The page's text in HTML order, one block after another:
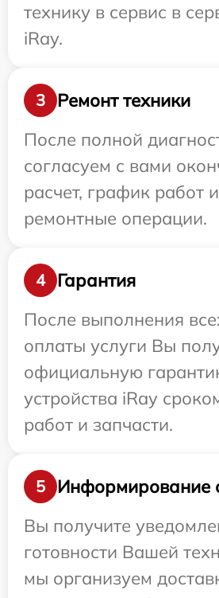
технику в сервис в
iRay.
3
Ремонт техники
После полной
согласуем с вами
расчет, график работ
ремонтные операции.
4
Гарантия
После выполнения
оплаты услуги Вы
официальную
устройства iRay
работ и запчасти.
5
Информирование
Вы получите
готовности Вашей
мы организуем